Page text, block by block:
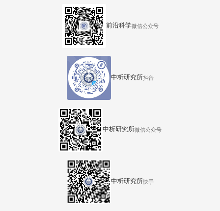
前沿科学微信公众号
中析研究所抖音
中析研究所微信公众号
中析研究所快手